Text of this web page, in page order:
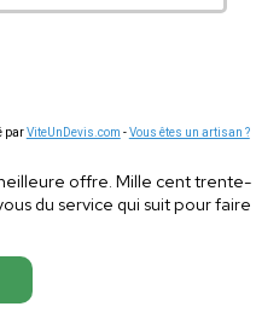
parViteUnDevis.com -Vous êtes un artisan ?
offre. Mille cent trente-
du service qui suit pour faire